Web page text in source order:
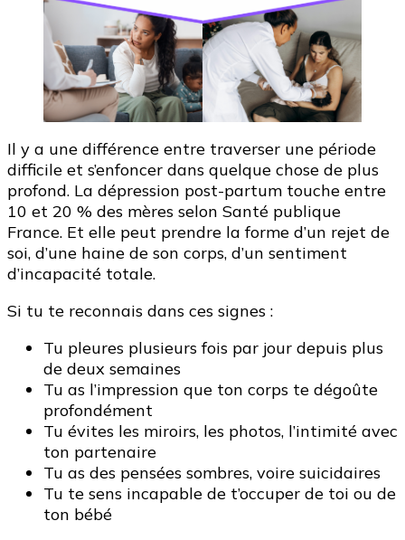
Il y a une différence entre traverser une période
difficile et s’enfoncer dans quelque chose de plus
profond. La dépression post-partum touche entre
10 et 20 % des mères selon Santé publique
France. Et elle peut prendre la forme d’un rejet de
soi, d’une haine de son corps, d’un sentiment
d’incapacité totale.
Si tu te reconnais dans ces signes :
Tu pleures plusieurs fois par jour depuis plus
de deux semaines
Tu as l’impression que ton corps te dégoûte
profondément
Tu évites les miroirs, les photos, l’intimité avec
ton partenaire
Tu as des pensées sombres, voire suicidaires
Tu te sens incapable de t’occuper de toi ou de
ton bébé